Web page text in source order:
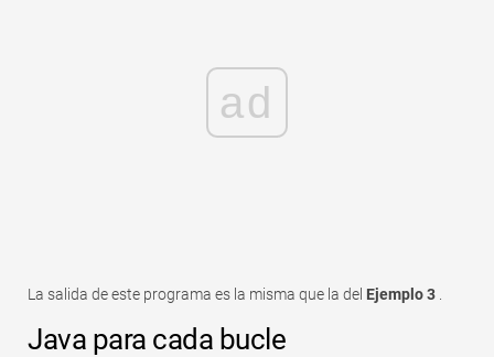
ad
La salida de este programa es la misma que la del Ejemplo 3
Java para cada bucle